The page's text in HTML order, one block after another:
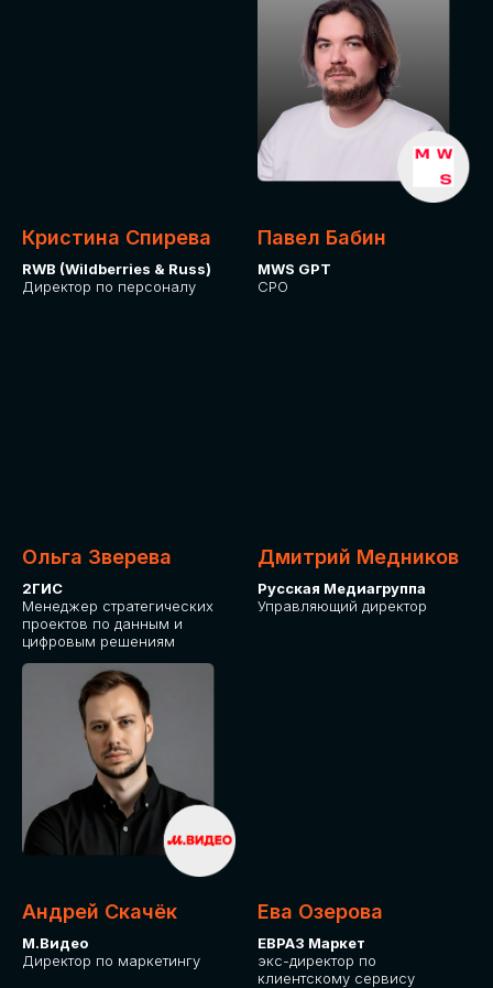
Кристина Спирева
RWB (Wildberries & Russ)
Директор по персоналу
Павел Бабин
MWS GPT
CPO
Ольга Зверева
2ГИС
Менеджер стратегических
проектов по данным и
цифровым решениям
Дмитрий Медников
Русская Медиагруппа
Управляющий директор
Андрей Скачёк
М.Видео
Директор по маркетингу
Ева Озерова
ЕВРАЗ Маркет
экс-директор по
клиентскому сервису